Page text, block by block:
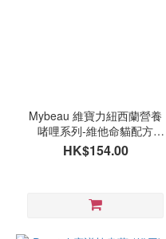
牌
Orijen
Mybeau 維寶力紐西蘭營養
啫哩系列-維他命貓配方
150ml
HK$154.00